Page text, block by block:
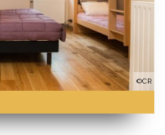
©CR